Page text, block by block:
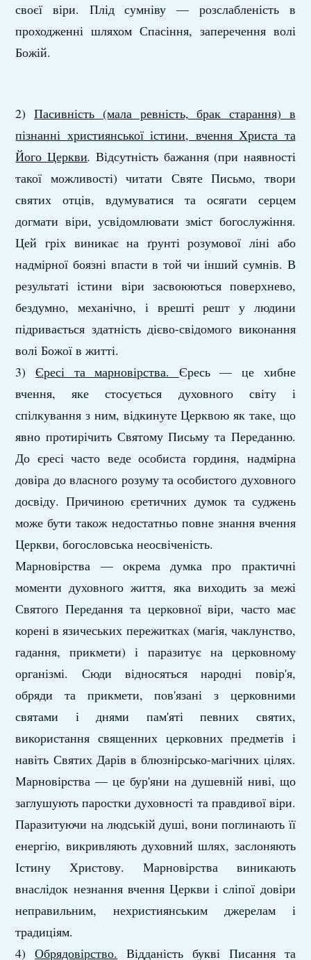
своєї віри. Плід сумніву — розслабленість в
проходженні шляхом Спасіння, заперечення волі
Божій.
2)Пасивність (мала ревність, брак старання) в
пізнанні християнської істини, вчення Христа та
Його Церкви.Відсутність бажання (при наявності
такої можливості) читати Святе Письмо, твори
святих отців, вдумуватися та осягати серцем
догмати віри, усвідомлювати зміст богослужіння.
Цей гріх виникає на ґрунті розумової ліні або
надмірної боязні впасти в той чи інший сумнів. В
результаті істини віри засвоюються поверхнево,
бездумно, механічно, і врешті решт у людини
підривається здатність дієво-свідомого виконання
волі Божої в житті.
3)Єресі та марновірства. Єресь — це хибне
вчення, яке стосується духовного світу і
спілкування з ним, відкинуте Церквою як таке, що
явно протирічить Святому Письму та Переданню.
До єресі часто веде особиста гординя, надмірна
довіра до власного розуму та особистого духовного
досвіду. Причиною єретичних думок та суджень
може бути також недостатньо повне знання вчення
Церкви, богословська неосвіченість.
Марновірства — окрема думка про практичні
моменти духовного життя, яка виходить за межі
Святого Передання та церковної віри, часто має
корені в язичеських пережитках (магія, чаклунство,
гадання, прикмети) і паразитує на церковному
організмі. Сюди відносяться народні повір'я,
обряди та прикмети, пов'язані з церковними
святами і днями пам'яті певних святих,
використання священних церковних предметів і
навіть Святих Дарів в блюзнірсько-магічних цілях.
Марновірства — це бур'яни на душевній ниві, що
заглушують паростки духовності та правдивої віри.
Паразитуючи на людській душі, вони поглинають її
енергію, викривляють духовний шлях, заслоняють
Істину Христову. Марновірства виникають
внаслідок незнання вчення Церкви і сліпої довіри
неправильним, нехристиянським джерелам і
традиціям.
4)Обрядовірство. Відданість букві Писання та